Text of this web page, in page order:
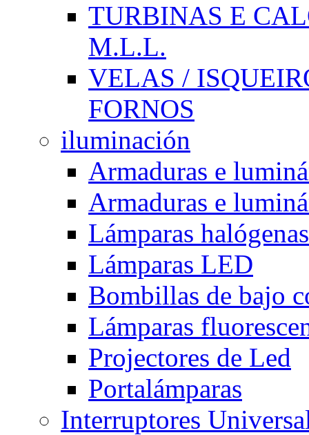
TURBINAS E
M.L.L.
VELAS /
FORNOS
iluminación
Armaduras e
Armaduras e
Lámparas halógenas
Lámparas LED
Bombillas de bajo
Lámparas
Projectores de Led
Portalámparas
Interruptores